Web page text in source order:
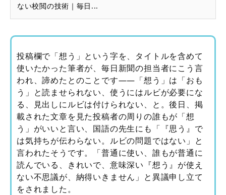
ない校閲の技術｜毎日...
投稿欄で「想う」という字を、タイトルを含めて
使いたかった筆者が、毎日新聞の担当者にこう言
われ、諦めたとのことです――「想う」は「おも
う」と読ませられない、使うにはルビが必要にな
る、見出しにルビは付けられない、と。後日、掲
載された文章を見た投稿者の周りの誰もが「想
う」がいいと言い、国語の先生にも「『思う』で
は気持ちが伝わらない。ルビの問題ではない」と
言われたそうです。「普通に使い、誰もが普通に
読んでいる、きれいで、意味深い『想う』が使え
ない不思議が、納得いきません」と異議申し立て
をされました。